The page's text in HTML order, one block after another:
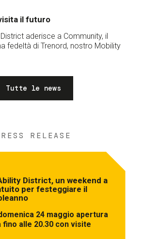
il futuro
aderisce a Community, il
fedeltà di Trenord, nostro Mobility
Tutte le news
RELEASE
District, un weekend a
per festeggiare il
24 maggio apertura
alle 20.30 con visite